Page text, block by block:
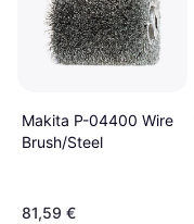
Makita P-04400 Wire
Brush/Steel
81,59 €